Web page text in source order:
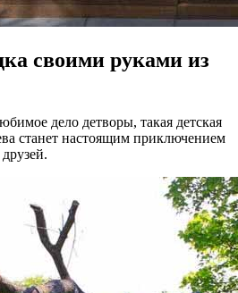
своими руками из
дело детворы, такая детская
станет настоящим приключением